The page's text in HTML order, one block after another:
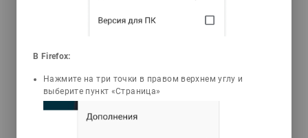
Мазмұны
library_books video_library
3d_rotation
3D анимациялары
emoji_objects live_help
В Firefox:
Нажмите на три точки в правом верхнем углу и
выберите пункт «Страница»